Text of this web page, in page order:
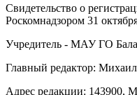
Свидетельство о
Роскомнадзором 31
Учредитель - МАУ ГО
Главный редактор:
Адрес редакции: 143900,